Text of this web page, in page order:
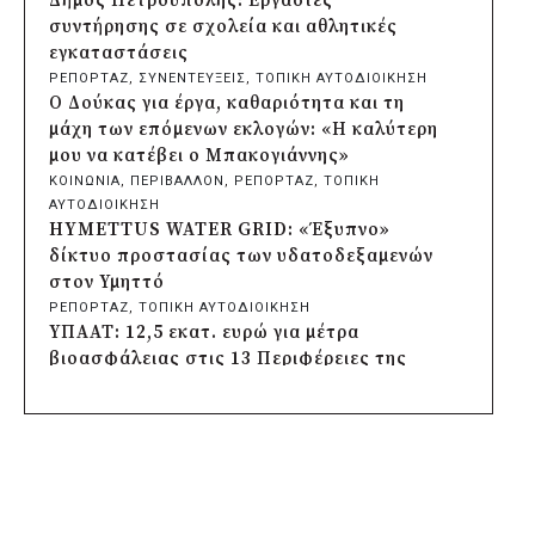
Σωτήρος
πριν από 4 ώρες
Περιφέρεια Αττικής: Έξι συμπεράσματα
για την ψηφιακή μετάβαση των
επιχειρήσεων
πριν από 4 ώρες
Δήμος Σαρωνικού και ΑΡΧΕΛΩΝ
ενημερώνουν τους λουόμενους για τη
συνύπαρξη με τις θαλάσσιες χελώνες
πριν από 4 ώρες
Δήμος Κυθήρων: Απαγόρευση πρόσβασης
στην παραλία Λυκοδήμου για λόγους
ασφαλείας
πριν από 4 ώρες
συντήρησης σε σχολεία και αθλητικές
εγκαταστάσεις
ΡΕΠΟΡΤΑΖ, ΣΥΝΕΝΤΕΥΞΕΙΣ, ΤΟΠΙΚΗ ΑΥΤΟΔΙΟΙΚΗΣΗ
Ο Δούκας για έργα, καθαριότητα και τη
μάχη των επόμενων εκλογών: «Η καλύτερη
μου να κατέβει ο Μπακογιάννης»
ΚΟΙΝΩΝΙΑ, ΠΕΡΙΒΑΛΛΟΝ , ΡΕΠΟΡΤΑΖ, ΤΟΠΙΚΗ
ΑΥΤΟΔΙΟΙΚΗΣΗ
HYMETTUS WATER GRID: «Έξυπνο»
δίκτυο προστασίας των υδατοδεξαμενών
στον Υμηττό
ΡΕΠΟΡΤΑΖ, ΤΟΠΙΚΗ ΑΥΤΟΔΙΟΙΚΗΣΗ
ΥΠΑΑΤ: 12,5 εκατ. ευρώ για μέτρα
βιοασφάλειας στις 13 Περιφέρειες της
ΚΟΙΝΩΝΙΑ, ΤΟΠΙΚΗ ΑΥΤΟΔΙΟΙΚΗΣΗ, ΥΠΟΔΟΜΕΣ